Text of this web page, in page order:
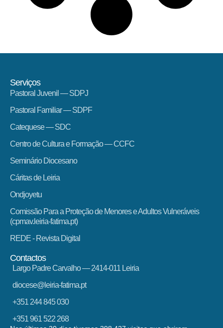
Serviços
Pastoral Juvenil — SDPJ
Pastoral Familiar — SDPF
Catequese — SDC
Centro de Cultura e Formação — CCFC
Seminário Diocesano
Cáritas de Leiria
Ondjoyetu
Comissão Para a Proteção de Menores e Adultos Vulneráveis
(cpmav.leiria-fatima.pt)
REDE - Revista Digital
Contactos
Largo Padre Carvalho — 2414-011 Leiria
diocese@leiria-fatima.pt
+351 244 845 030
+351 961 522 268